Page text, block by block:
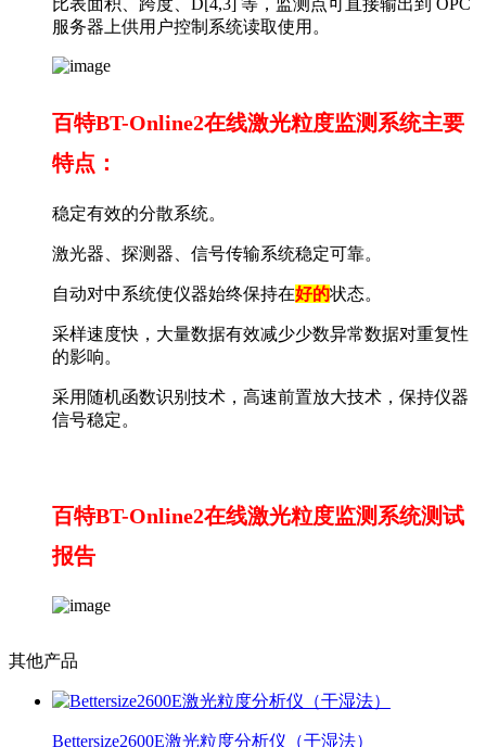
比表面积、跨度、D[4,3] 等，监测点可直接输出到 OPC
服务器上供用户控制系统读取使用。
百特BT-Online2在线激光粒度监测系统主要
特点：
稳定有效的分散系统。
激光器、探测器、信号传输系统稳定可靠。
自动对中系统使仪器始终保持在好的状态。
采样速度快，大量数据有效减少少数异常数据对重复性
的影响。
采用随机函数识别技术，高速前置放大技术，保持仪器
信号稳定。
百特BT-Online2在线激光粒度监测系统测试
报告
其他产品
Bettersize2600E激光粒度分析仪（干湿法）